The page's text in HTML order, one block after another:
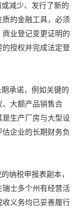
减少、发行了新的
的金融工具，必须
业登记变更证明的
授权并完成法定登
承诺，例如关键的
、大额产品销售合
是生产厂房与大型设
企业的长期财务负
纳税申报表副本，
士多个州有经营活
义务均已妥善履行